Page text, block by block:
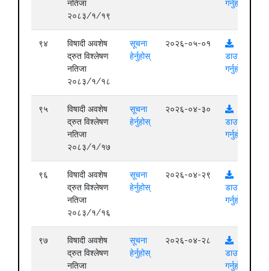
नतिजा
२०८३/१/१९
गर्नुहोस्
९४
विषादी अवशेष
द्रुत विश्लेषण
नतिजा
२०८३/१/१८
सूचना
हेर्नुहोस्
२०२६-०५-०१
डाउनलोड
गर्नुहोस्
९५
विषादी अवशेष
द्रुत विश्लेषण
नतिजा
२०८३/१/१७
सूचना
हेर्नुहोस्
२०२६-०४-३०
डाउनलोड
गर्नुहोस्
९६
विषादी अवशेष
द्रुत विश्लेषण
नतिजा
२०८३/१/१६
सूचना
हेर्नुहोस्
२०२६-०४-२९
डाउनलोड
गर्नुहोस्
९७
विषादी अवशेष
द्रुत विश्लेषण
नतिजा
सूचना
हेर्नुहोस्
२०२६-०४-२८
डाउनलोड
गर्नुहोस्